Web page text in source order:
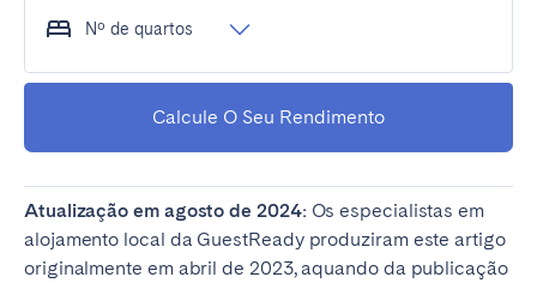
Nº de quartos
Calcule O Seu Rendimento
Atualização em agosto de 2024: Os especialistas em
alojamento local da GuestReady produziram este artigo
originalmente em abril de 2023, aquando da publicação